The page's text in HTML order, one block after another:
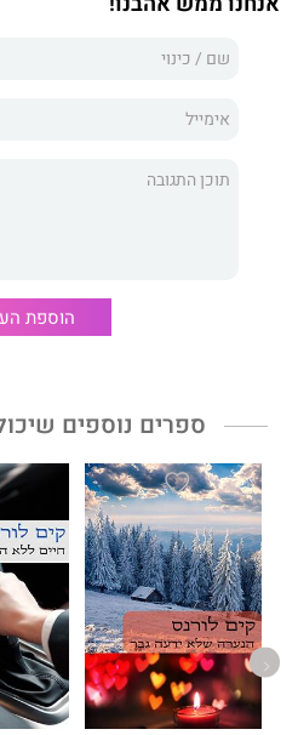
בסוף היא תאלץ לעזוב, אלא אם כן
הוספת
ספרים נוספים